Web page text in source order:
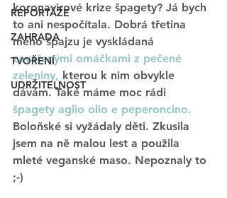
REPORTÁŽE
ZAHRADA
TVOŘENÍ
UDRŽITELNOST
koronavirové krize špagety? Já bych
to ani nespočítala. Dobrá třetina
mého špajzu je vyskládaná
zavařenými omáčkami z pečené
zeleniny, kterou k nim obvykle
dávám. Také máme moc rádi
špagety aglio olio e peperoncino.
Boloňské si vyžádaly děti. Zkusila
jsem na ně malou lest a použila
mleté veganské maso. Nepoznaly to
;-)